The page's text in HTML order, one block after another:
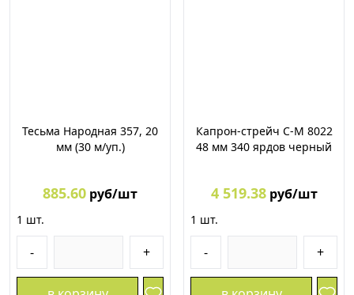
Тесьма Народная 357, 20
мм (30 м/уп.)
885.60 руб/шт
1 шт.
- +
Капрон-стрейч С-М 8022
48 мм 340 ярдов черный
4 519.38 руб/шт
1 шт.
- +